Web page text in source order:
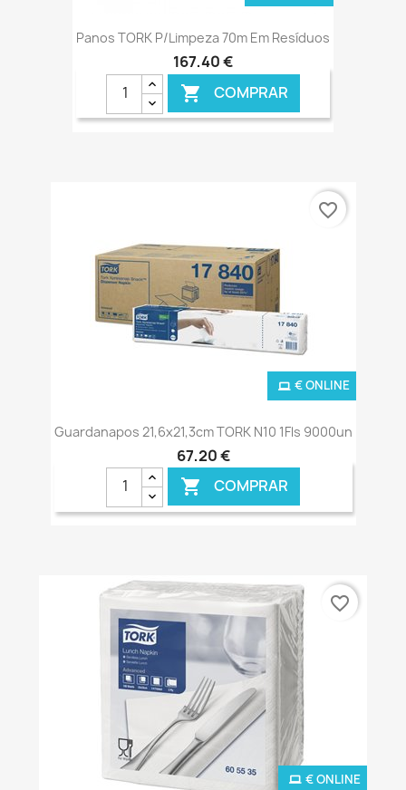
Panos TORK P/Limpeza 70m Em Resíduos
167,40 €
 COMPRAR
Guardanapos 21,6x21,3cm TORK N10 1Fls 9000un
67,20 €
 COMPRAR
€ ONLINE
favorite_border
€ ONLINE
favorite_border